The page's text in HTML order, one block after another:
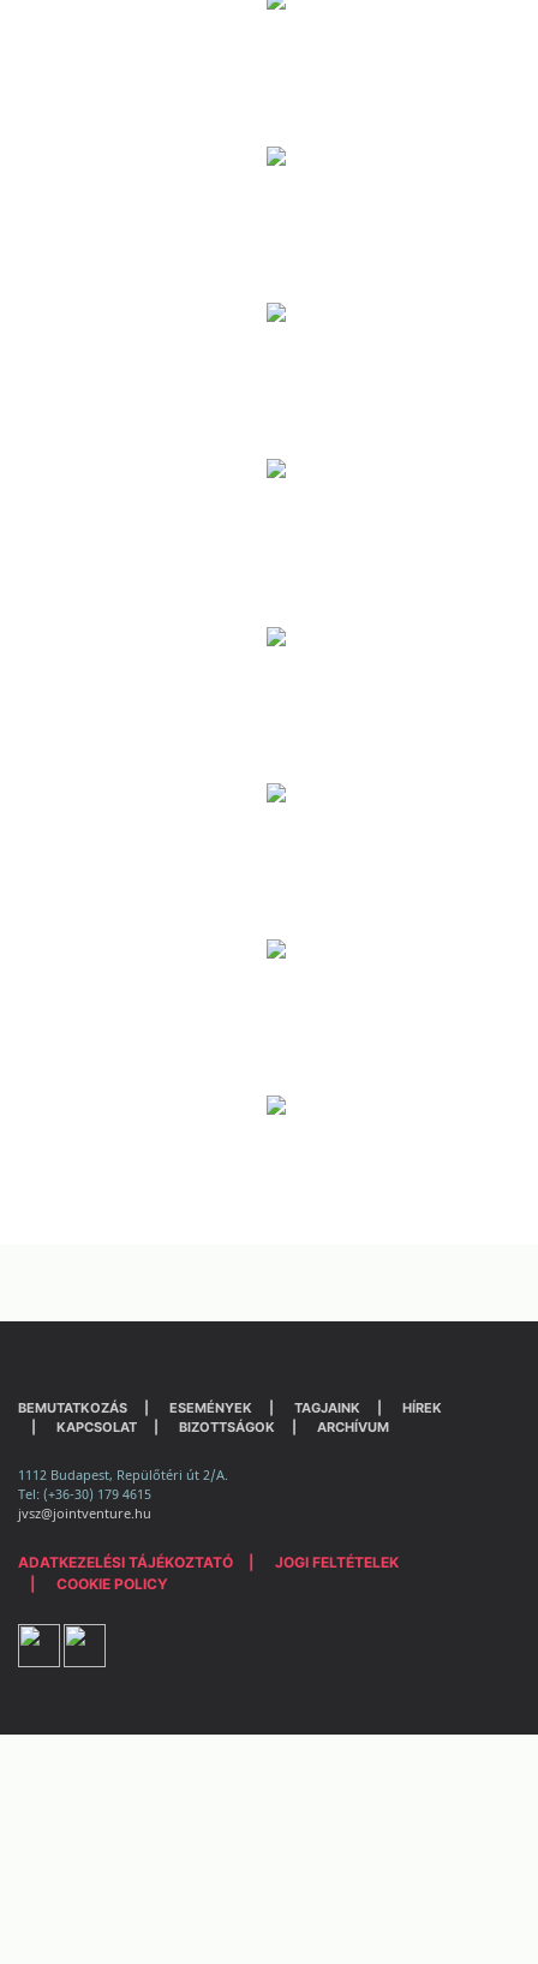
BEMUTATKOZÁS ESEMÉNYEK TAGJAINK
HÍREK
KAPCSOLAT
BIZOTTSÁGOK ARCHÍVUM
1112 Budapest, Repülőtéri út 2/A.
Tel: (+36-30) 179 4615
jvsz@jointventure.hu
ADATKEZELÉSI TÁJÉKOZTATÓ
JOGI FELTÉTELEK
COOKIE POLICY